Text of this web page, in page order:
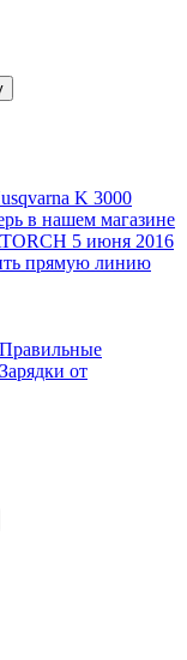
K 3000
в нашем магазине
5 июня 2016
прямую линию
Правильные
Зарядки от